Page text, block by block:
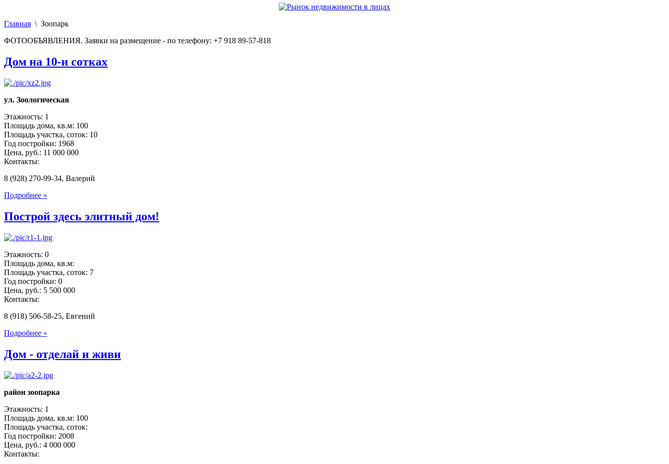
Главная \ Зоопарк
ФОТООБЪЯВЛЕНИЯ. Заявки на размещение - по телефону: +7 918 89-57-818
Дом на 10-и сотках
ул. Зоологическая
Этажность: 1
Площадь дома, кв.м: 100
Площадь участка, соток: 10
Год постройки: 1968
Цена, руб.: 11 000 000
Контакты:
8 (928) 270-99-34, Валерий
Подробнее »
Построй здесь элитный дом!
Этажность: 0
Площадь дома, кв.м:
Площадь участка, соток: 7
Год постройки: 0
Цена, руб.: 5 500 000
Контакты:
8 (918) 506-58-25, Евгений
Подробнее »
Дом - отделай и живи
район зоопарка
Этажность: 1
Площадь дома, кв.м: 100
Площадь участка, соток:
Год постройки: 2008
Цена, руб.: 4 000 000
Контакты: